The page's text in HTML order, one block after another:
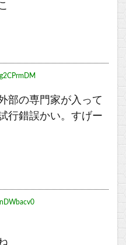
部の専門家が入って
行錯誤かい。すげー